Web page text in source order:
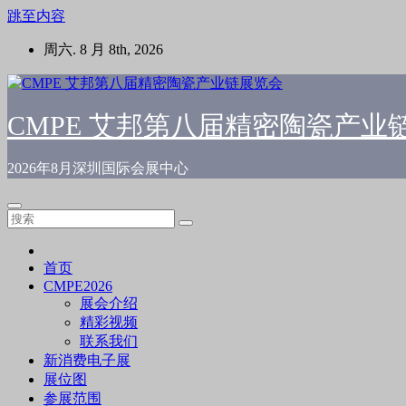
跳至内容
周六. 8 月 8th, 2026
CMPE 艾邦第八届精密陶瓷产业
2026年8月深圳国际会展中心
首页
CMPE2026
展会介绍
精彩视频
联系我们
新消费电子展
展位图
参展范围